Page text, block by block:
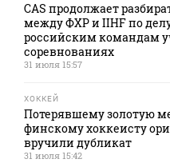
CAS продолжает
между ФХР и IIHF по делу
российским командам
соревнованиях
31 июля 15:57
ХОККЕЙ
Потерявшему золотую
финскому хоккеисту
вручили дубликат
31 июля 15:42